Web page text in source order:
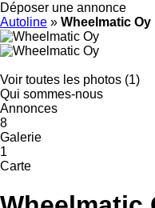
Déposer une annonce
Autoline » Wheelmatic Oy
Voir toutes les photos (1)
Qui sommes-nous
Annonces
8
Galerie
1
Carte